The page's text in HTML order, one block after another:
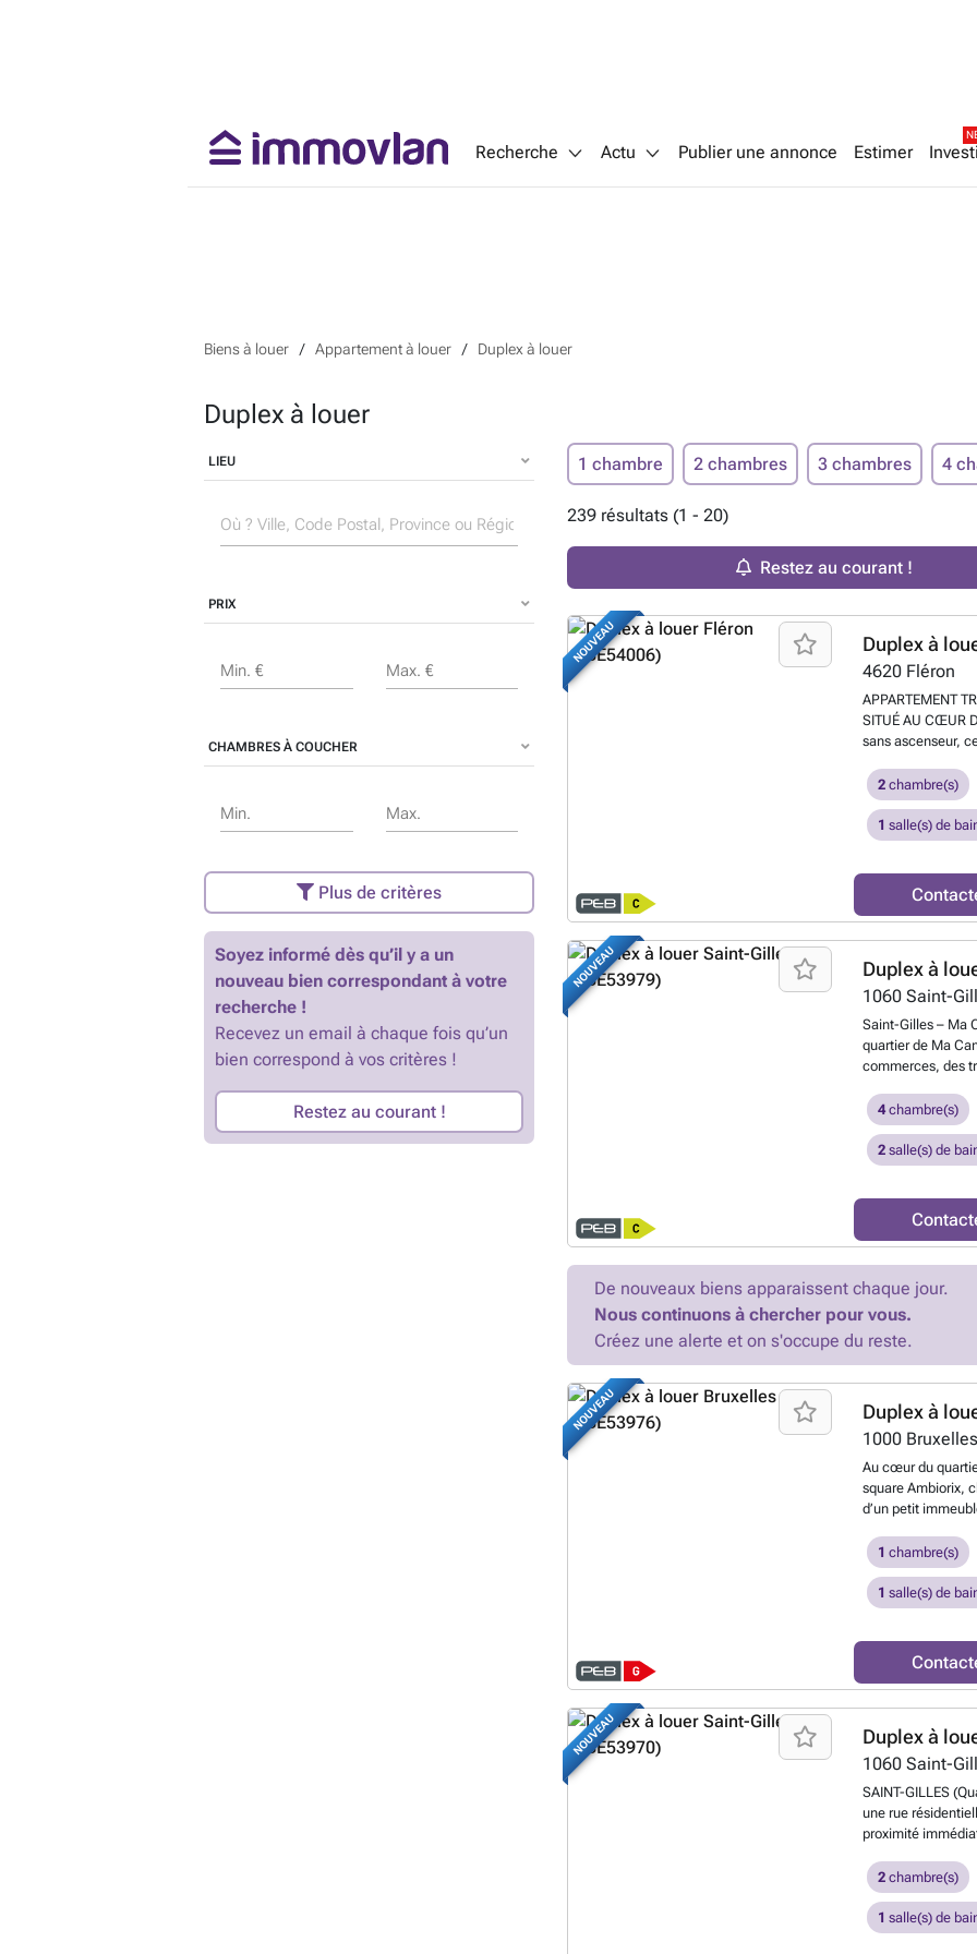
Recherche Actu Publier une annonce Estimer
Biens à louer Appartement à louer Duplex à louer
Duplex à louer
LIEU
PRIX
Min. € Max. €
CHAMBRES À COUCHER
Min. Max.
Plus de critères
Soyez informé dès qu’il y a un
nouveau bien correspondant à votre
recherche !
Recevez un email à chaque fois qu’un
bien correspond à vos critères !
Restez au courant !
1 chambre 2 chambres 3 chambres 4
239 résultats (1 - 20)
Restez au courant !
NOUVEAU Duplex à
4620 Fléron
APPARTEMENT
SITUÉ AU CŒUR
sans ascenseur,
m², une salle de
de 14 m², une
12 m² (four,
qu’un espace
polyvalente de
en bureau, ainsi
charges mensuel
PVC à double
commerces, des
Disponible à partir
premier mois de
2 chambre(s)
1 salle(s) de
NOUVEAU Duplex à
1060 Saint-
Saint-Gilles – Ma
quartier de Ma
commerces, des
avec jardin. Le
d'une salle à
entièrement
convivial avec
nuit comprend
bureau attenant
Deux autres
l'ensemble, ainsi
agréable espace
personne à la
PEB C. Libre le
4chambre(s)
2 salle(s) de
De nouveaux biens apparaissent chaque jour.
Nous continuons à chercher pour vous.
Créez une alerte et on s'occupe du reste.
NOUVEAU Duplex à
1000 Bruxelles
Au cœur du
square Ambiorix,
d’un petit
combiné four-
salle de douche
vitrage, possibilité
115€/mois
des communs.
Delhaize,
restaurants,
27, 63, 79, 80,
7805906En savoir
1 chambre(s)
1 salle(s) de
NOUVEAU Duplex à
1060 Saint-
SAINT-GILLES
une rue
proximité
vous présente un
entièrement
bruxellois de
d'entrée avec
2 chambre(s)
1 salle(s) de